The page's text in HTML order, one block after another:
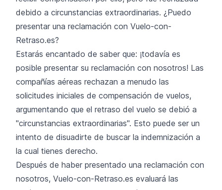
debido a circunstancias extraordinarias. ¿Puedo
presentar una reclamación con Vuelo-con-
Retraso.es?
Estarás encantado de saber que: ¡todavía es
posible presentar su reclamación con nosotros! Las
compañías aéreas rechazan a menudo las
solicitudes iniciales de compensación de vuelos,
argumentando que el retraso del vuelo se debió a
"circunstancias extraordinarias". Esto puede ser un
intento de disuadirte de buscar la indemnización a
la cual tienes derecho.
Después de haber presentado una reclamación con
nosotros, Vuelo-con-Retraso.es evaluará las